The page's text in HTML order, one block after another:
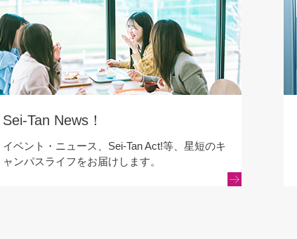
Sei-Tan News！
イベント・ニュース、Sei-Tan Act!等、星短のキ
ャンパスライフをお届けします。